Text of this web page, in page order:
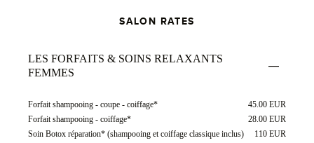
SALON RATES
LES FORFAITS & SOINS RELAXANTS
FEMMES
Forfait shampooing - coupe - coiffage*
45.00 EUR
Forfait shampooing - coiffage*
28.00 EUR
Soin Botox réparation* (shampooing et coiffage classique inclus)
110 EUR